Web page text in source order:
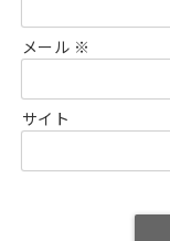
メール ※
サイト